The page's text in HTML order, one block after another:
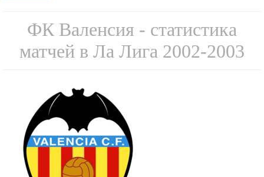
ФК Валенсия - статистика
матчей в Ла Лига 2002-2003